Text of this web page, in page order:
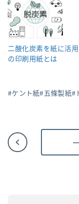
二酸化炭素を紙に活
の印刷用紙とは
ケント紙 五條製紙